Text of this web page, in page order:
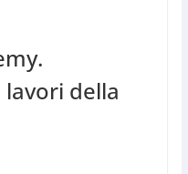
lavori della